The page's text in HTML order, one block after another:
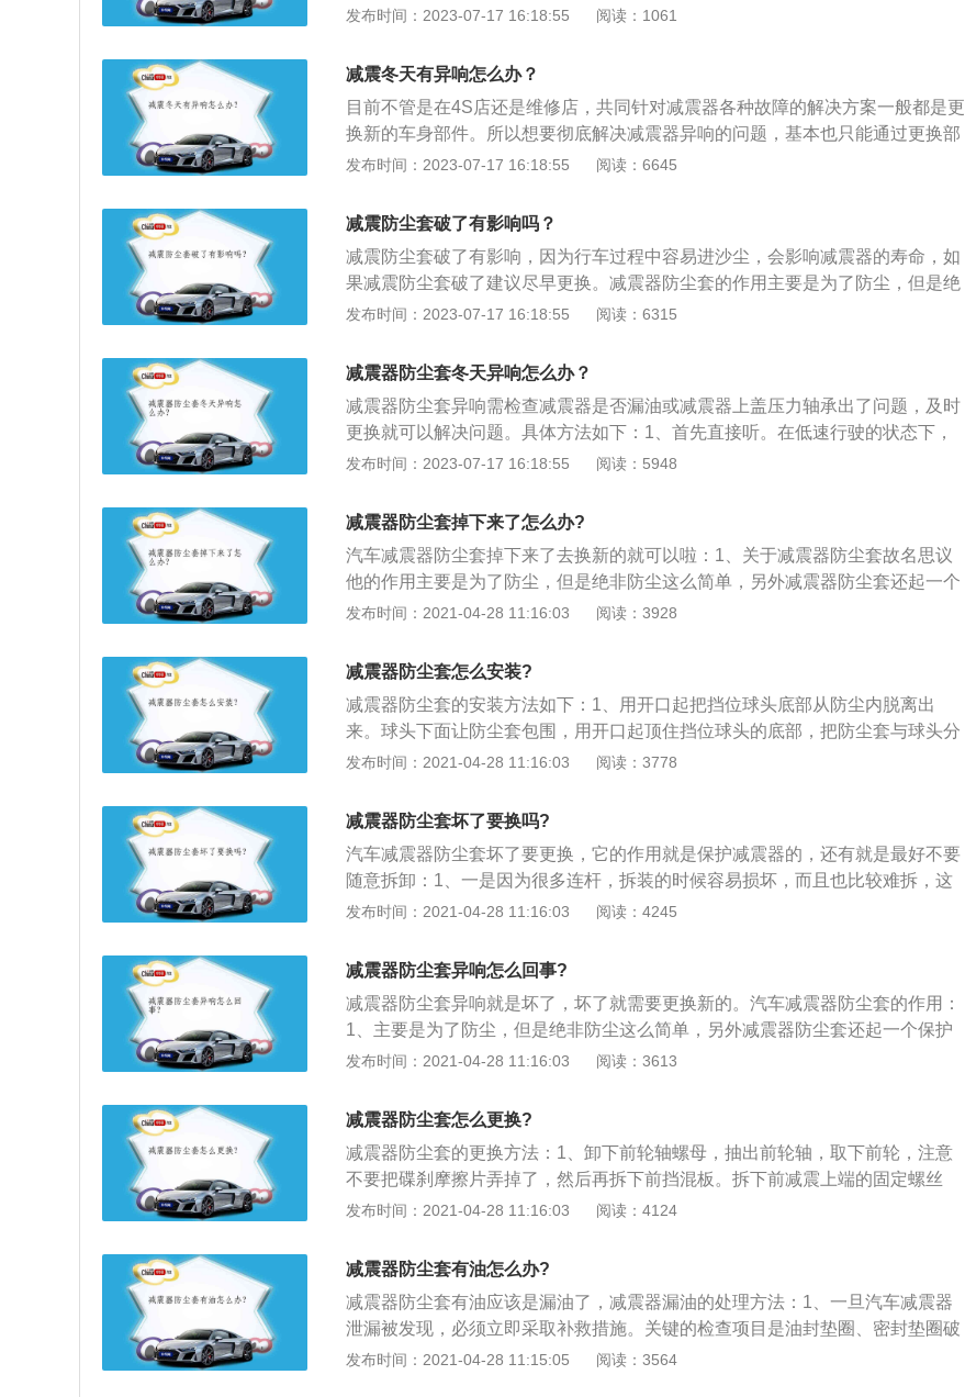
成的减震异响，更换新的三角臂胶套即可。3、注入润滑油。可能是悬挂处球头
器。可能是减震器本身在工作过程中磨损导致异响，建议更换新的减震器。5、
更换顶胶。可能是汽车前减震器顶胶过度磨损造成异响，建议更换新的顶胶，减
少异响。冬天减震器异响是因为寒冷天气导致橡胶部件偏硬，导致异响。减震器
不与车身直接连接，但在减震器与车身连接的部位有缓冲橡胶。这种缓冲橡胶可
以保护车身，吸收冲击，提高汽车的舒适性。橡胶零件长时间使用会老化，老化
发布时间：2023-07-17 16:18:55 阅读：1061
减震冬天有异响怎么办？
目前不管是在4S店还是维修店，共同针对减震器各种故障的解决方案一般都是更
换新的车身部件。所以想要彻底解决减震器异响的问题，基本也只能通过更换部
件来解决。以下是造成减震器异响的原因有：1、减震器在实际使用中是会出现
减震器防尘筒变形等原因造成；2、也有可能是油量不足等原因引起的，应查明
原因，进行修理；3、减震器在进行检查修复后应在专门试验台上进行工作性能
试验，当阻力频率在1001mm时，其伸张行程和压缩行程阻力应符合要求，表明
减震器基本正常。
发布时间：2023-07-17 16:18:55 阅读：6645
减震防尘套破了有影响吗？
减震防尘套破了有影响，因为行车过程中容易进沙尘，会影响减震器的寿命，如
果减震防尘套破了建议尽早更换。减震器防尘套的作用主要是为了防尘，但是绝
非防尘这么简单，另外减震器防尘套还起一个保护的作用，保护里面的润滑油不
减震器防尘套更换的方法是：1、卸下前轮轴螺母，抽出前轮轴，取下前轮，然
后再拆下前挡混板；2、拆下前减震上端的固定螺丝，扳开方向柱上减震的固定
螺丝，然后就可以从下端抽出前减震，并更换防尘套；3、按相反顺序复装各部
件，安装时同样要注意碟刹要装好。
发布时间：2023-07-17 16:18:55 阅读：6315
减震器防尘套冬天异响怎么办？
减震器防尘套异响需检查减震器是否漏油或减震器上盖压力轴承出了问题，及时
更换就可以解决问题。具体方法如下：1、首先直接听。在低速行驶的状态下，
如果轮胎路过凸起来的地方，会有轻微震动伴随着悾悾的声音。而且声音显得很
看有没有损坏，如果没有损坏就不要动，去维修店检测一下。2、接下来就是
看，看减震器是不是有漏油现象，在没有下雨或者没洗车的前提下，看减震器壳
上或者防尘套上有没有油，这个很明显的直接可以看到。3、最后就是用手去
摸，用手压在悬挂上方，比如前后翼子板。如果有故障，减震器就会偏硬，一般
也是减震器长期漏油所致，也需要处理。
发布时间：2023-07-17 16:18:55 阅读：5948
减震器防尘套掉下来了怎么办?
汽车减震器防尘套掉下来了去换新的就可以啦：1、关于减震器防尘套故名思议
他的作用主要是为了防尘，但是绝非防尘这么简单，另外减震器防尘套还起一个
保护的作用，保护里面的润滑油不被流出保护减震器不被灰尘所覆盖从而保证减
部件当中不是那么重要，其实恰恰相反，首先不注重减震器防尘套的更换最直接
就会导致减震器损坏，减震器避震效果不会随之便会带来更多的附带问题比如发
动机颠簸松动等等；3、所以各位车友在对自己爱车进行体检的时候更加应该注
意下你的减震器防尘套是否需要更换下。
发布时间：2021-04-28 11:16:03 阅读：3928
减震器防尘套怎么安装?
减震器防尘套的安装方法如下：1、用开口起把挡位球头底部从防尘内脱离出
来。球头下面让防尘套包围，用开口起顶住挡位球头的底部，把防尘套与球头分
离；2、用起子从防尘套边缘慢慢撬起压条，防尘套四周都要撬起，这样不会因
面板上的卡子对准茶几板槽口，按下即可。装上挡位球头，就组装好。
发布时间：2021-04-28 11:16:03 阅读：3778
减震器防尘套坏了要换吗?
汽车减震器防尘套坏了要更换，它的作用就是保护减震器的，还有就是最好不要
随意拆卸：1、一是因为很多连杆，拆装的时候容易损坏，而且也比较难拆，这
里的螺丝都比较紧；2、二是因为一旦拆装后四轮定位数据肯定会变动就需要重
3、三是防尘套对机械结构不会造成什么大的影响，基本只是一个防尘的作用，
不破裂也会有泥沙进入。如果年份长了，定位数据不准确了，避震缓冲块或者其
他部件同时需要更换的，可以进行更换。
发布时间：2021-04-28 11:16:03 阅读：4245
减震器防尘套异响怎么回事?
减震器防尘套异响就是坏了，坏了就需要更换新的。汽车减震器防尘套的作用：
1、主要是为了防尘，但是绝非防尘这么简单，另外减震器防尘套还起一个保护
的作用，保护里面的润滑油不被流出保护减震器不被灰尘所覆盖从而保证减震器
不是那么重要；2、其实恰恰相反，首先不注重减震器防尘套的更换最直接就会
导致减震器损坏，减震器避震效果不会随之便会带来更多的附带问题比如发动机
颠簸松动等等；3、所以各位车友在对自己爱车进行体检的时候更加应该注意下
你的减震器防尘套是否需要更换下。
发布时间：2021-04-28 11:16:03 阅读：3613
减震器防尘套怎么更换?
减震器防尘套的更换方法：1、卸下前轮轴螺母，抽出前轮轴，取下前轮，注意
不要把碟刹摩擦片弄掉了，然后再拆下前挡混板。拆下前减震上端的固定螺丝
（可能还要拆下车把，视情况而定），板开方向柱上减减震的固定螺丝，然后就
装时同样要注意碟刹要装好；2、减震器防尘套拆卸的注意事项，最好不要随意
拆卸，一是因为很多连杆，拆装的时候容易损坏，而且也比较难拆，这里的螺丝
都比较紧；3、二是因为一旦拆装后四轮定位数据肯定会变动就需要重新四轮定
位，后做的定位数据多少都是有误差的，不会像原厂出来的那么精确；4、三是
防尘套对机械结构不会造成什么大的影响，基本只是一个防尘的作用，不破裂也
发布时间：2021-04-28 11:16:03 阅读：4124
减震器防尘套有油怎么办?
减震器防尘套有油应该是漏油了，减震器漏油的处理方法：1、一旦汽车减震器
泄漏被发现，必须立即采取补救措施。关键的检查项目是油封垫圈、密封垫圈破
裂损坏、储罐盖和检查这些部件的螺母松动；2、如果发现漏油，先拧紧气缸盖
发布时间：2021-04-28 11:15:05 阅读：3564